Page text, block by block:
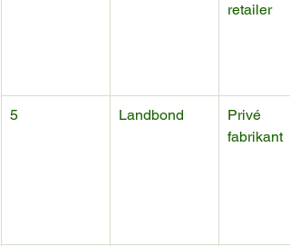
retailer
5 Landbond
Privé
fabrikant